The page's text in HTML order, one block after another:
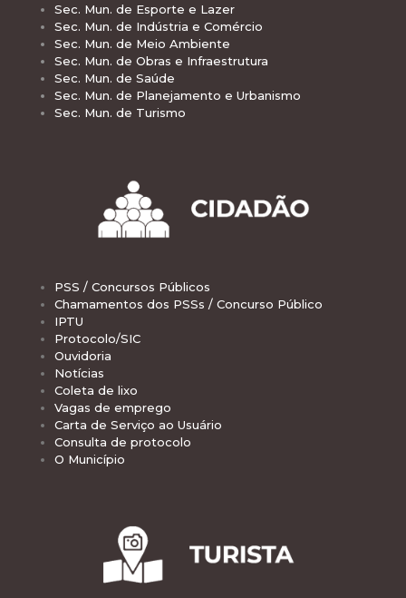
Sec. Mun. de Esporte e Lazer
Sec. Mun. de Indústria e Comércio
Sec. Mun. de Meio Ambiente
Sec. Mun. de Obras e Infraestrutura
Sec. Mun. de Saúde
Sec. Mun. de Planejamento e Urbanismo
Sec. Mun. de Turismo
PSS / Concursos Públicos
Chamamentos dos PSSs / Concurso Público
IPTU
Protocolo/SIC
Ouvidoria
Notícias
Coleta de lixo
Vagas de emprego
Carta de Serviço ao Usuário
Consulta de protocolo
O Município